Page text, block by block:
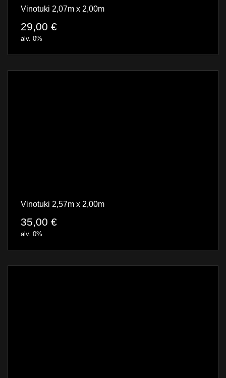
Vinotuki 2,07m x 2,00m
29,00 €
alv. 0%
Vinotuki 2,57m x 2,00m
35,00 €
alv. 0%